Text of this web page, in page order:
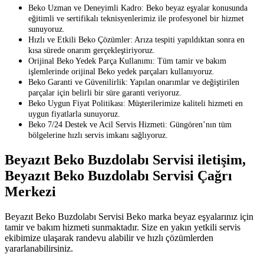
Beko Uzman ve Deneyimli Kadro: Beko beyaz eşyalar konusunda
eğitimli ve sertifikalı teknisyenlerimiz ile profesyonel bir hizmet
sunuyoruz.
Hızlı ve Etkili Beko Çözümler: Arıza tespiti yapıldıktan sonra en
kısa sürede onarım gerçekleştiriyoruz.
Orijinal Beko Yedek Parça Kullanımı: Tüm tamir ve bakım
işlemlerinde orijinal Beko yedek parçaları kullanıyoruz.
Beko Garanti ve Güvenilirlik: Yapılan onarımlar ve değiştirilen
parçalar için belirli bir süre garanti veriyoruz.
Beko Uygun Fiyat Politikası: Müşterilerimize kaliteli hizmeti en
uygun fiyatlarla sunuyoruz.
Beko 7/24 Destek ve Acil Servis Hizmeti: Güngören’nın tüm
bölgelerine hızlı servis imkanı sağlıyoruz.
Beyazıt Beko Buzdolabı Servisi iletişim,
Beyazıt Beko Buzdolabı Servisi Çağrı
Merkezi
Beyazıt Beko Buzdolabı Servisi Beko marka beyaz eşyalarınız için
tamir ve bakım hizmeti sunmaktadır. Size en yakın yetkili servis
ekibimize ulaşarak randevu alabilir ve hızlı çözümlerden
yararlanabilirsiniz.